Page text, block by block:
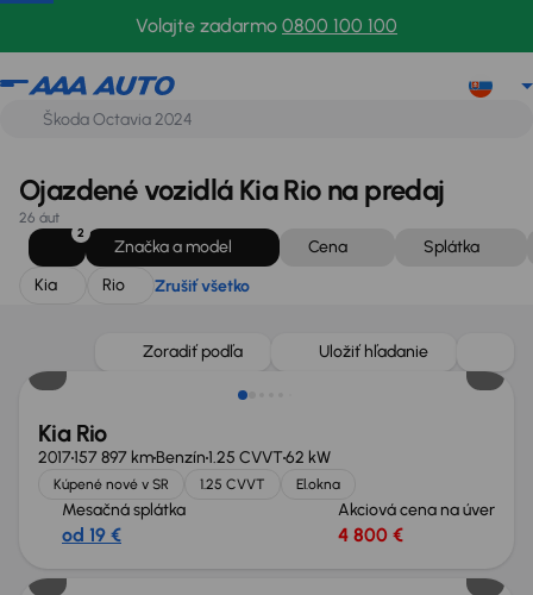
Volajte zadarmo 0800 100 100
Kia
Ojazdené vozidlá Kia Rio na predaj
26 áut
2
Značka a model Cena
Splátka
Kia
Rio Zrušiť všetko
Zoradiť podľa Uložiť hľadanie
Kia Rio
2017157 897 kmBenzín1.25 CVVT62 kW
Kúpené nové v SR 1.25 CVVT El.okna
Mesačná splátka
od 19 €
Akciová cena na úver
4 800 €